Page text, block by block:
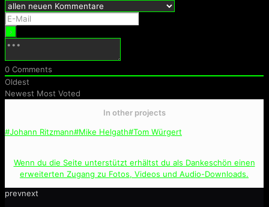
0 Comments
Oldest
Newest Most Voted
In other projects
#Johann Ritzmann#Mike Helgath#Tom Würgert
Wenn du die Seite unterstützt erhältst du als Dankeschön einen
erweiterten Zugang zu Fotos, Videos und Audio-Downloads.
prevnext